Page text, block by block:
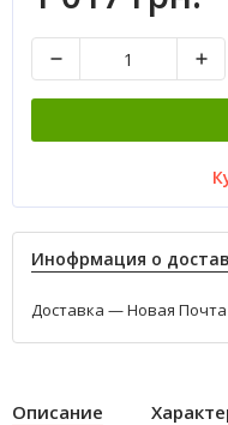
Инофрмация о
Доставка — Новая Почта
Описание